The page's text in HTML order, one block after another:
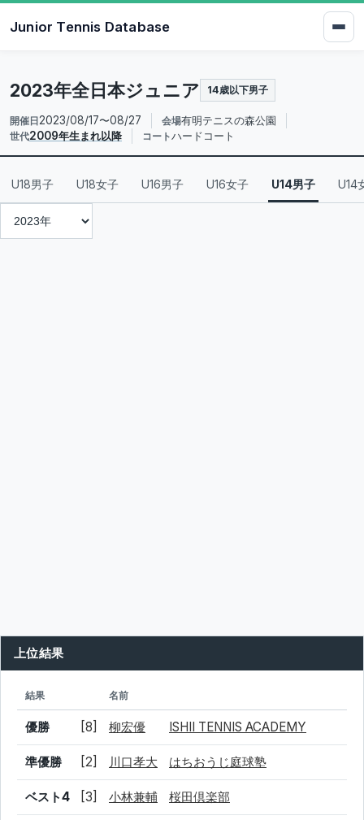
Junior Tennis Database
2023年全日本ジュニア 14歳以下男子
開催日 2023/08/17〜08/27 会場有明テニスの森公園
世代2009年生まれ以降 コートハードコート
U18男子 U18女子 U16男子 U16女子 U14男子 U14
上位結果
結果 名前
優勝 [8] 柳宏優 ISHII TENNIS ACADEMY
準優勝 [2] 川口孝大 はちおうじ庭球塾
ベスト4 [3] 小林兼輔 桜田倶楽部